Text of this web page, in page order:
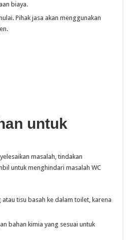
biaya.
Pihak jasa akan menggunakan
untuk
masalah, tindakan
untuk menghindari masalah WC
tisu basah ke dalam toilet, karena
bahan kimia yang sesuai untuk